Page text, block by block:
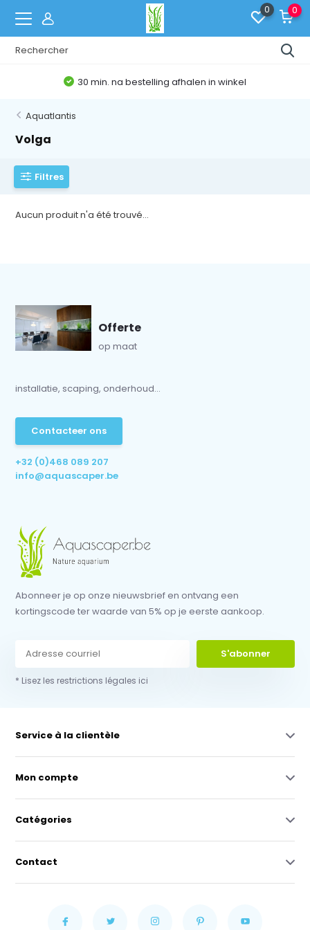
0 0
30 min. na bestelling afhalen in winkel
Aquatlantis
Volga
Filtres
Aucun produit n'a été trouvé...
Offerte
op maat
installatie, scaping, onderhoud...
Contacteer ons
+32 (0)468 089 207
info@aquascaper.be
Abonneer je op onze nieuwsbrief en ontvang een
kortingscode ter waarde van 5% op je eerste aankoop.
S'abonner
* Lisez les restrictions légales ici
Service à la clientèle
Mon compte
Catégories
Contact